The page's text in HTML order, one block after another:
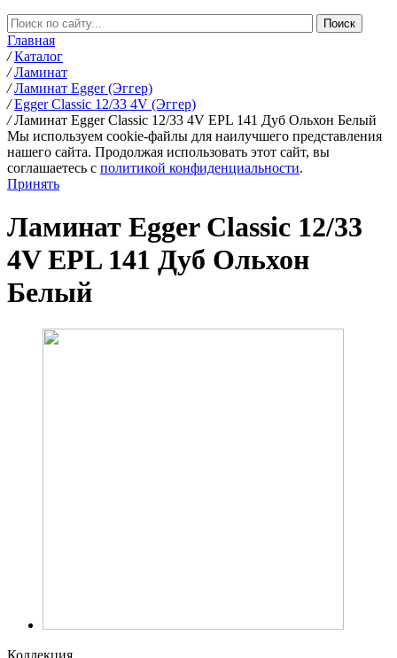
Главная
/ Каталог
/ Ламинат
/ Ламинат Egger (Эггер)
/ Egger Classic 12/33 4V (Эггер)
/ Ламинат Egger Classic 12/33 4V EPL 141 Дуб Ольхон Белый
Мы используем cookie-файлы для наилучшего представления
нашего сайта. Продолжая использовать этот сайт, вы
соглашаетесь c политикой конфиденциальности.
Принять
Ламинат Egger Classic 12/33
4V EPL 141 Дуб Ольхон
Белый
Коллекция